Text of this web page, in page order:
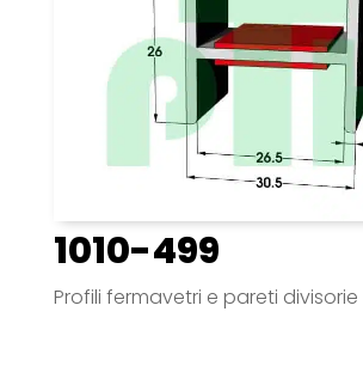
1010-499
Profili fermavetri e pareti divisorie